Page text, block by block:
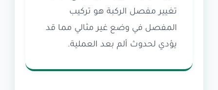
تغيير مفصل الركبة هو تركيب
المفصل في وضع غير مثالي مما قد
يؤدي لحدوث ألم بعد العملية.